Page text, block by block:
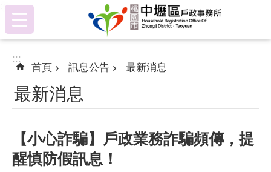
跳到主要內容區塊
:::
:::
首頁 訊息公告 最新消息
最新消息
【小心詐騙】戶政業務詐騙頻傳，提
醒慎防假訊息！